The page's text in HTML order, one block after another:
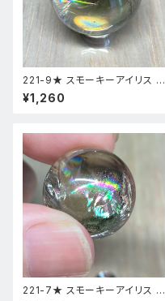
221-9★ スモーキーアイリス 台
座付き スフィア 天然石インテリ
ア風水置物
¥1,260
221-7★ スモーキーアイリス 台